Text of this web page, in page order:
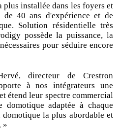
plus installée dans les foyers et
40 ans d'expérience et de
Solution résidentielle très
possède la puissance, la
pour séduire encore
directeur de Crestron
à nos intégrateurs une
étend leur spectre commercial
domotique adaptée à chaque
la plus abordable et
»